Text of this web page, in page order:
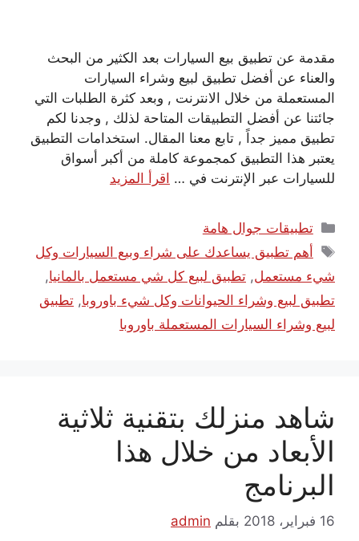
مقدمة عن تطبيق بيع السيارات بعد الكثير من البحث
والعناء عن أفضل تطبيق لبيع وشراء السيارات
المستعملة من خلال الانترنت , وبعد كثرة الطلبات التي
جائتنا عن أفضل التطبيقات المتاحة لذلك , وجدنا لكم
تطبيق مميز جداً , تابع معنا المقال. استخدامات التطبيق
يعتبر هذا التطبيق كمجموعة كاملة من أكبر أسواق
للسيارات عبر الإنترنت في … اقرأ المزيد
التصنيفات
تطبيقات جوال هامة
الوسوم
أهم تطبيق يساعدك على شراء وبيع السيارات وكل
شيء مستعمل, تطبيق لبيع كل شي مستعمل بالمانيا,
تطبيق لبيع وشراء الحيوانات وكل شيء باوروبا, تطبيق
لبيع وشراء السيارات المستعملة باوروبا
شاهد منزلك بتقنية ثلاثية
الأبعاد من خلال هذا
البرنامج
16 فبراير، 2018 بقلم admin